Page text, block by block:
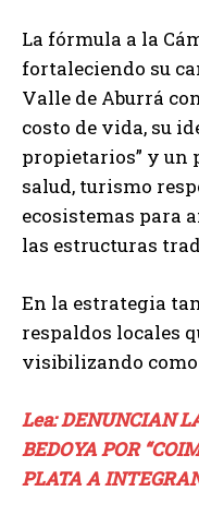
La fórmula a la
fortaleciendo su
Valle de Aburrá
costo de vida, su
propietarios” y un
salud, turismo
ecosistemas para
las estructuras
En la estrategia
respaldos locales
visibilizando
Lea: DENUNCIAN
BEDOYA POR
PLATA A